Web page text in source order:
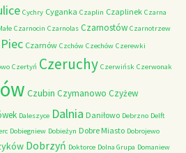
Cychry Cyganka Czaplin Czaplinek Czarna
Czarnocin Czarnolas Czarnostów Czarnotrzew
Czarnów Czchów Czechów Czerewki
Czertyń Czeruchy Czerwińsk Czerwonak
Czubin Czymanowo Czyżew
Daleszyce Dalnia Daniłowo Debrzno Delft
Dobiegniew Dobieżyn Dobre Miasto Dobrojewo
Dobrzyń Doktorce Dolna Grupa Domaniew